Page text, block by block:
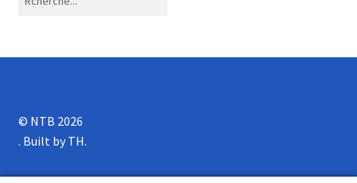
© NTB 2026
.